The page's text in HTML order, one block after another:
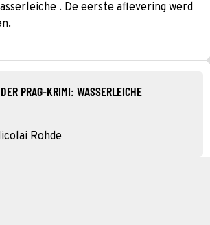
. De eerste aflevering werd
PRAG-KRIMI: WASSERLEICHE
Rohde